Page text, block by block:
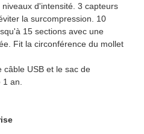
d'intensité. 3 capteurs
la surcompression. 10
15 sections avec une
Fit la circonférence du mollet
câble USB et le sac de
an.